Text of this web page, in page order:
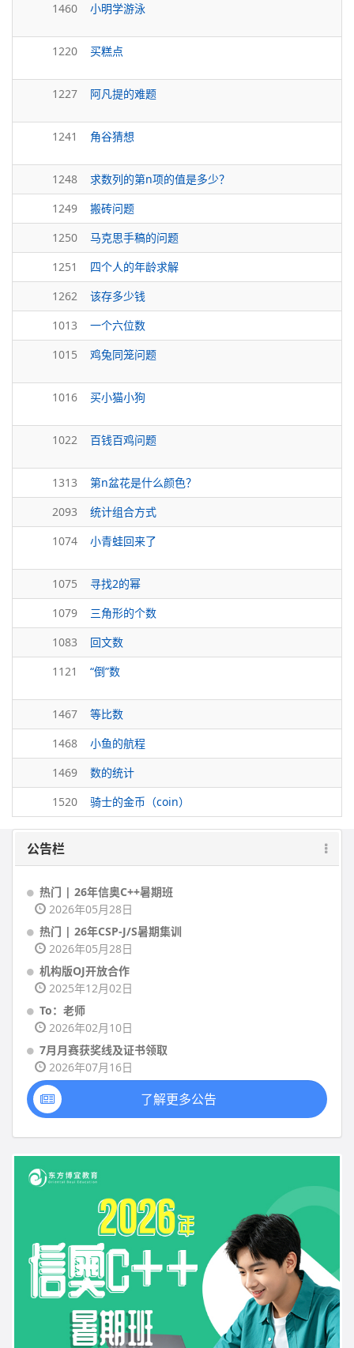
1460
小明学游泳
1220 买糕点
1227 阿凡提的难题
1241 角谷猜想
1248
求数列的第n项的值是多少？
1249
搬砖问题
1250
马克思手稿的问题
1251
四个人的年龄求解
1262
该存多少钱
1013
一个六位数
1015
鸡兔同笼问题
1016 买小猫小狗
1022 百钱百鸡问题
1313
第n盆花是什么颜色？
2093
统计组合方式
1074
小青蛙回来了
1075
寻找2的幂
1079
三角形的个数
1083
回文数
1121
“倒”数
1467
等比数
1468
小鱼的航程
1469
数的统计
1520
骑士的金币（coin）
公告栏
热门 | 26年信奥C++暑期班
2026年05月28日
热门 | 26年CSP-J/S暑期集训
2026年05月28日
机构版OJ开放合作
2025年12月02日
To：老师
2026年02月10日
7月月赛获奖线及证书领取
2026年07月16日
了解更多公告